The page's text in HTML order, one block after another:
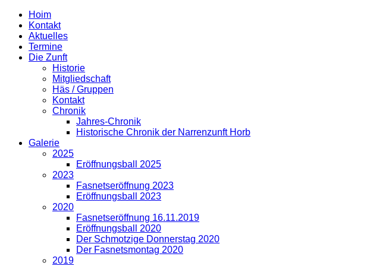
Hoim
Kontakt
Aktuelles
Termine
Die Zunft
Historie
Mitgliedschaft
Häs / Gruppen
Kontakt
Chronik
Jahres-Chronik
Historische Chronik der Narrenzunft Horb
Galerie
2025
Eröffnungsball 2025
2023
Fasnetseröffnung 2023
Eröffnungsball 2023
2020
Fasnetseröffnung 16.11.2019
Eröffnungsball 2020
Der Schmotzige Donnerstag 2020
Der Fasnetsmontag 2020
2019